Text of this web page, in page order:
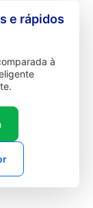
e rápidos
à